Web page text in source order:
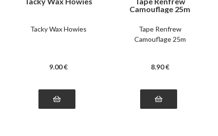
Tacky Wax Howies
9.00 €
Camouflage 25m
Tape Renfrew
Camouflage 25m
8.90 €